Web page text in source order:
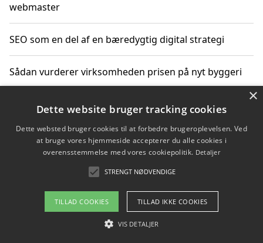
webmaster
SEO som en del af en bæredygtig digital strategi
Sådan vurderer virksomheden prisen på nyt byggeri
Sådan får du hjælp til en hjemmeside uden binding
Copyright 2026 - Pilanto Aps
Om / kontakt
Blog Betingelser
×
Dette website bruger tracking cookies
Dette websted bruger cookies til at forbedre brugeroplevelsen. Ved
at bruge vores hjemmeside accepterer du alle cookies i
overensstemmelse med vores cookiepolitik. Detaljer
STRENGT NØDVENDIGE
TILLAD COOKIES TILLAD IKKE COOKIES
VIS DETALJER